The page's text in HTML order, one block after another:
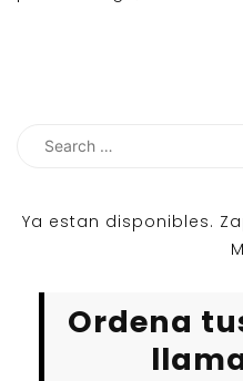
Search
Ya estan disponibles.
Ordena